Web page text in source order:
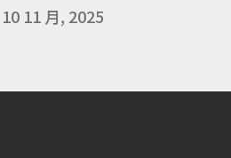
10 11 月, 2025